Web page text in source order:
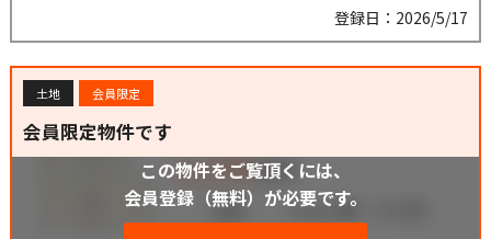
登録日：2026/5/17
土地 会員限定
会員限定物件です
この物件をご覧頂くには、
会員登録（無料）が必要です。